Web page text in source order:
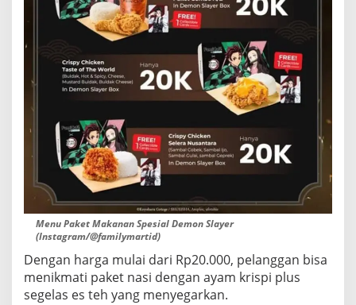
Menu Paket Makanan Spesial Demon Slayer
(Instagram/@familymartid)
Dengan harga mulai dari Rp20.000, pelanggan bisa
menikmati paket nasi dengan ayam krispi plus
segelas es teh yang menyegarkan.